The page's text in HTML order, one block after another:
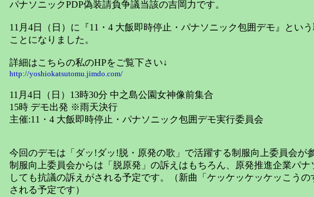
パナソニックPDP偽装請負争議当該の吉岡力です。
11月4日（日）に『11・4 大飯即時停止・パナソニック包囲デモ』とい
ことになりました。
詳細はこちらの私のHPをご覧下さい↓
http://yoshiokatsutomu.jimdo.com/
11月4日（日）13時30分 中之島公園女神像前集合
15時 デモ出発 ※雨天決行
主催:11・4 大飯即時停止・パナソニック包囲デモ実行委員会
今回のデモは「ダッ!ダッ!脱・原発の歌」で活躍する制服向上委員会が
制服向上委員会からは「脱原発」の訴えはもちろん、原発推進企業パナ
しても抗議の訴えがされる予定です。（新曲「ケッケッケッケッこうの
される予定です）